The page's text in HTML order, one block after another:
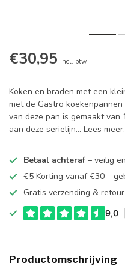
€30,95 Incl. btw
Koken en braden met een
met de Gastro
van deze pan is gemaakt van
aan deze serielijn... Lees meer.
Betaal achteraf – veilig
€5 Korting vanaf €30 –
Gratis verzending &
Productomschrijving